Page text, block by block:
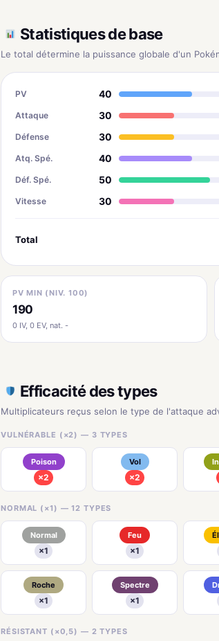
Statistiques de base
Le total détermine la puissance globale d'un
PV 40
Attaque 30
Défense 30
Atq. Spé. 40
Déf. Spé. 50
Vitesse 30
Total
PV MIN (NIV. 100)
190
0 IV, 0 EV, nat. -
Efficacité des types
Multiplicateurs reçus selon le type de l'attaque
VULNÉRABLE (×2) — 3 TYPES
Poison
×2
Vol
×2
NORMAL (×1) — 12 TYPES
Normal
×1
Feu
×1
Roche
×1
Spectre
×1
RÉSISTANT (×0,5) — 2 TYPES